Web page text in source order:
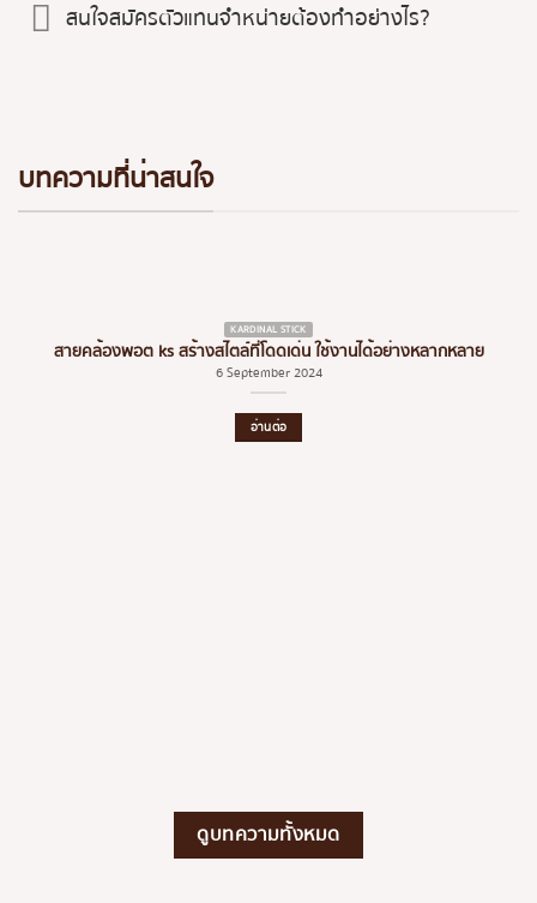
สนใจสมัครตัวแทนจำหน่ายต้องทำอย่างไร?
บทความที่น่าสนใจ
KARDINAL STICK
สายคล้องพอต ks สร้างสไตล์ที่โดดเด่น ใช้งานได้อย่างหลากหลาย
6 September 2024
อ่านต่อ
ดูบทความทั้งหมด